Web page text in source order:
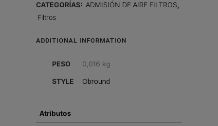
PRIMARIO
CATEGORÍAS: ADMISIÓN DE AIRE FILTROS
Filtros
ADDITIONAL INFORMATION
PESO 0,016 kg
STYLE Obround
Atributos